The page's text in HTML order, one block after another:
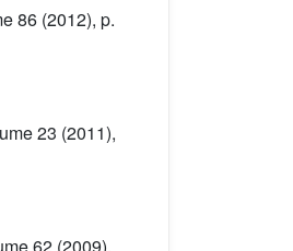
86 (2012), p.
23 (2011),